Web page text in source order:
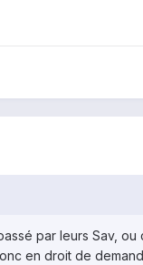
par leurs Sav, ou
en droit de